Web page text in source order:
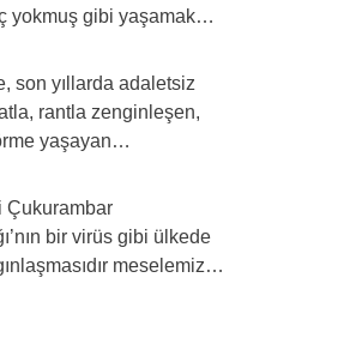
yokmuş gibi yaşamak…
son yıllarda adaletsiz
rantla zenginleşen,
yaşayan…
Çukurambar
bir virüs gibi ülkede
meselemiz…